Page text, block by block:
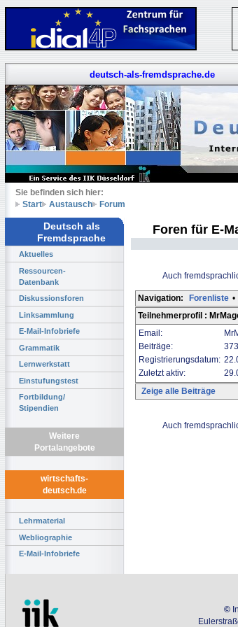
deutsch-als-fremdsprache.de
Sie befinden sich hier:
Start
Austausch Forum
Deutsch als
Fremdsprache
Aktuelles
Ressourcen-
Datenbank
Diskussionsforen
Linksammlung
E-Mail-Infobriefe
Grammatik
Lernwerkstatt
Einstufungstest
Fortbildung/
Stipendien
Weitere
Portalangebote
wirtschafts-
deutsch.de
Lehrmaterial
Webliographie
E-Mail-Infobriefe
Foren für E-
Auch
Navigation: Forenliste •
Teilnehmerprofil :
Email:
Beiträge:
373
Registrierungsdatum:
Zuletzt aktiv:
Zeige alle Beiträge
Auch
©